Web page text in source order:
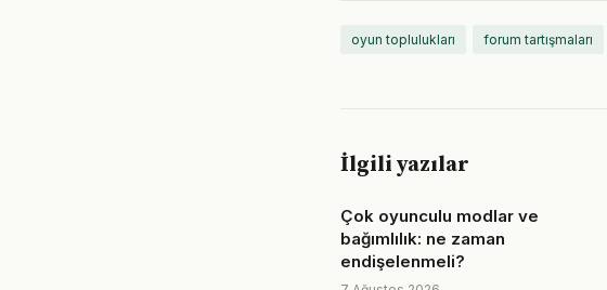
oyun toplulukları forum tartışmaları
İlgili yazılar
Çok oyunculu modlar ve
bağımlılık: ne zaman
endişelenmeli?